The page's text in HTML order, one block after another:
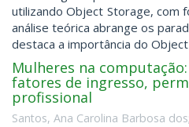
utilizando Object Storage, com
análise teórica abrange os
destaca a importância do
Mulheres na
fatores de ingresso,
profissional
Santos, Ana Carolina Barbosa dos;